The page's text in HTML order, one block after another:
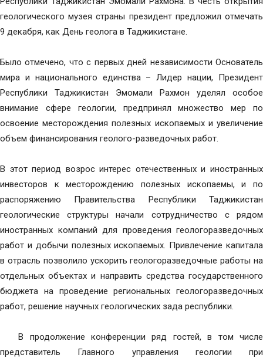
геологического музея страны президент предложил отмечать
9 декабря, как День геолога в Таджикистане.
Было отмечено, что с первых дней независимости Основатель
мира и национального единства – Лидер нации, Президент
Республики Таджикистан Эмомали Рахмон уделял особое
внимание сфере геологии, предпринял множество мер по
освоение месторождения полезных ископаемых и увеличение
объем финансирования геолого-разведочных работ.
В этот период возрос интерес отечественных и иностранных
инвесторов к месторождению полезных ископаемы, и по
распоряжению Правительства Республики Таджикистан
геологические структуры начали сотрудничество с рядом
иностранных компаний для проведения геологоразведочных
работ и добычи полезных ископаемых. Привлечение капитала
в отрасль позволило ускорить геологоразведочные работы на
отдельных объектах и ​​направить средства государственного
бюджета на проведение региональных геологоразведочных
работ, решение научных геологических зада республики.
В продолжение конференции ряд гостей, в том числе
представитель Главного управления геологии при